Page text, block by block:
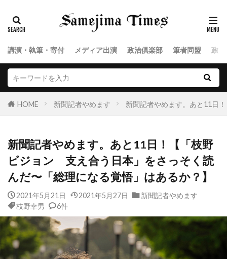
講演・執筆・寄付 メディア出演 政治倶楽部 筆者同盟 政
HOME 新聞記者やめます 新聞記者やめます。あと11日
新聞記者やめます。あと11日！【「枝野
ビジョン 支え合う日本」をさっそく読
んだ〜「総理になる覚悟」はあるか？】
2021年5月21日 2021年5月27日
新聞記者やめます
枝野幸男
6件